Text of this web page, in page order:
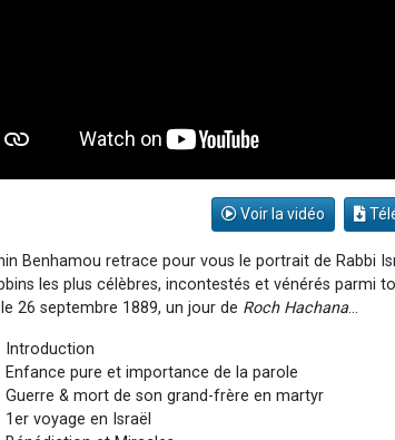
Voir la vidéo
Benhamou retrace pour vous le portrait de Rabbi
les plus célèbres, incontestés et vénérés parmi
26 septembre 1889, un jour de Roch Hachana...
Introduction
Enfance pure et importance de la parole
Guerre & mort de son grand-frère en martyr
1er voyage en Israël